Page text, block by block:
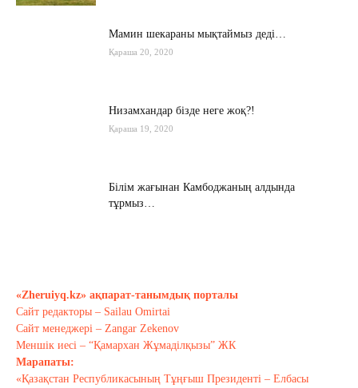
Мамин шекараны мықтаймыз деді…
Қараша 20, 2020
Низамхандар бізде неге жоқ?!
Қараша 19, 2020
Білім жағынан Камбоджаның алдында
тұрмыз…
Тағы оқу
«Zheruiyq.kz» ақпарат-танымдық порталы
Сайт редакторы – Sailau Omirtai
Сайт менеджері – Zangar Zekenov
Меншік иесі – “Қамархан Жұмаділқызы” ЖК
Марапаты:
«Қазақстан Республикасының Тұңғыш Президенті – Елбасы